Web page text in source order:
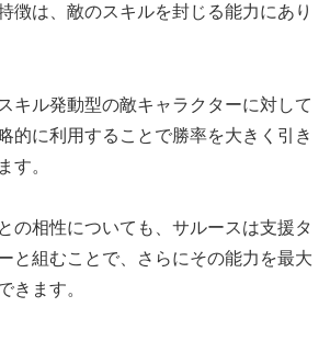
徴は、敵のスキルを封じる能力にあり
キル発動型の敵キャラクターに対して
的に利用することで勝率を大きく引き
す。
の相性についても、サルースは支援タ
と組むことで、さらにその能力を最大
きます。